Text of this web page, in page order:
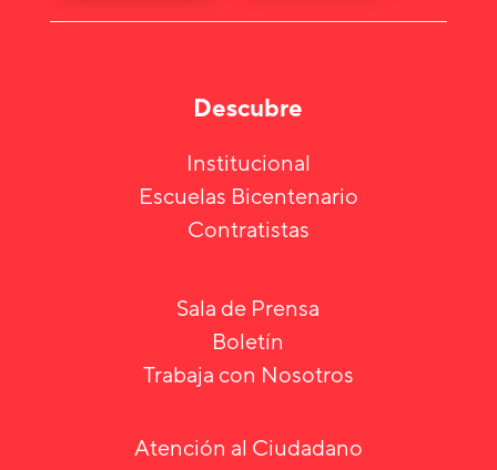
Descubre
Institucional
Escuelas Bicentenario
Contratistas
Sala de Prensa
Boletín
Trabaja con Nosotros
Atención al Ciudadano